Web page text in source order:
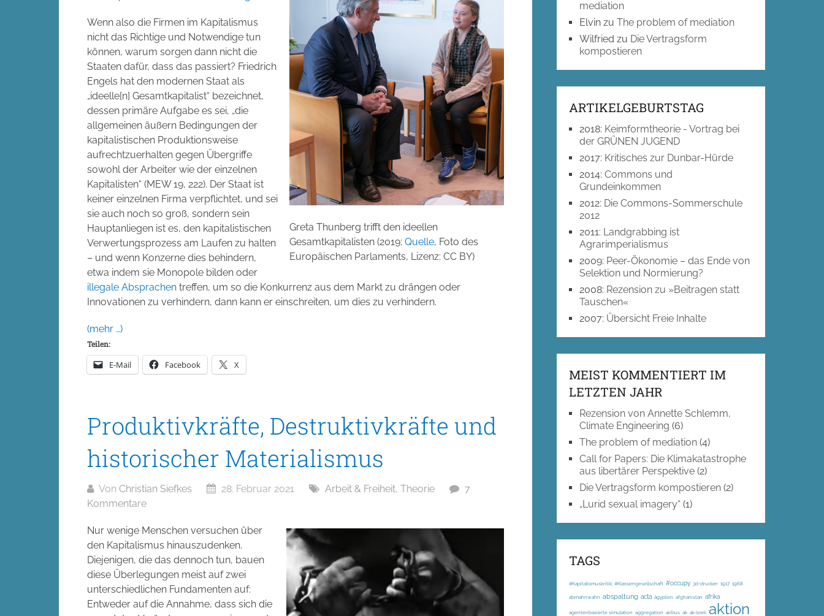
Greta Thunberg trifft den ideellen
Gesamtkapitalisten (2019; Quelle, Foto des
Europäischen Parlaments, Lizenz: CC BY)
Wenn also die Firmen im Kapitalismus
nicht das Richtige und Notwendige tun
können, warum sorgen dann nicht die
Staaten dafür, dass das passiert? Friedrich
Engels hat den modernen Staat als
„ideelle[n] Gesamtkapitalist“ bezeichnet,
dessen primäre Aufgabe es sei, „die
allgemeinen äußern Bedingungen der
kapitalistischen Produktionsweise
aufrechtzuerhalten gegen Übergriffe
sowohl der Arbeiter wie der einzelnen
Kapitalisten“ (MEW 19, 222). Der Staat ist
keiner einzelnen Firma verpflichtet, und sei
sie auch noch so groß, sondern sein
Hauptanliegen ist es, den kapitalistischen
Verwertungsprozess am Laufen zu halten
– und wenn Konzerne dies behindern,
etwa indem sie Monopole bilden oder
illegale Absprachen treffen, um so die Konkurrenz aus dem Markt zu drängen oder
Innovationen zu verhindern, dann kann er einschreiten, um dies zu verhindern.
(mehr …)
Teilen:
E-Mail Facebook X
Produktivkräfte, Destruktivkräfte und
historischer Materialismus
Von Christian Siefkes 28. Februar 2021 Arbeit & Freiheit, Theorie
7
Kommentare
Nur wenige Menschen versuchen über
den Kapitalismus hinauszudenken.
Diejenigen, die das dennoch tun, bauen
diese Überlegungen meist auf zwei
unterschiedlichen Fundamenten auf:
Entweder auf die Annahme, dass sich die
mediation
Elvin zuThe problem of mediation
Wilfried zu Die Vertragsform
kompostieren
ARTIKELGEBURTSTAG
2018: Keimformtheorie - Vortrag bei
der GRÜNEN JUGEND
2017: Kritisches zur Dunbar-Hürde
2014:Commons und
Grundeinkommen
2012: Die Commons-Sommerschule
2012
2011: Landgrabbing ist
Agrarimperialismus
2009: Peer-Ökonomie – das Ende von
Selektion und Normierung?
2008: Rezension zu »Beitragen statt
Tauschen«
2007: Übersicht Freie Inhalte
MEIST KOMMENTIERT IM
LETZTEN JAHR
Rezension von Annette Schlemm,
Climate Engineering (6)
The problem of mediation (4)
Call for Papers: Die Klimakatastrophe
aus libertärer Perspektive (2)
Die Vertragsform kompostieren (2)
„Lurid sexual imagery“ (1)
TAGS
#Kapitalismuskritik; #Klassengesellschaft #occupy 3d-drucker 1917 1968
abmahnwahn abspaltung acta ägypten afghanistan afrika
agentenbasierte simulation aggregation airbus ak ak-loek aktion